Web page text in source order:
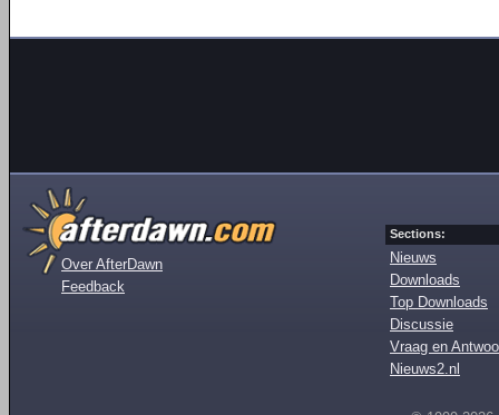
Over AfterDawn
Feedback
Sections:
Nieuws
Downloads
Top Downloads
Discussie
Vraag en
Nieuws2.nl